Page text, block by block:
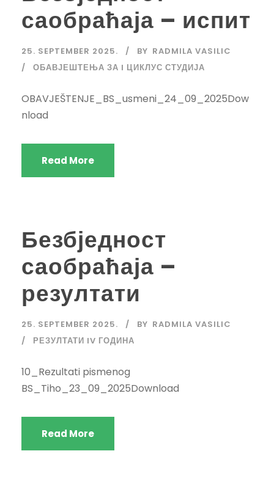
саобраћаја – испит
25. SEPTEMBER 2025. BY RADMILA VASILIC
ОБАВЈЕШТЕЊА ЗА I ЦИКЛУС СТУДИЈА
OBAVJEŠTENJE_BS_usmeni_24_09_2025Dow
nload
Read More
Безбједност
саобраћаја –
резултати
25. SEPTEMBER 2025. BY RADMILA VASILIC
РЕЗУЛТАТИ IV ГОДИНА
10_Rezultati pismenog
BS_Tiho_23_09_2025Download
Read More